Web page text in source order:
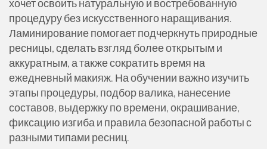
хочет освоить натуральную и востребованную
процедуру без искусственного наращивания.
Ламинирование помогает подчеркнуть природные
ресницы, сделать взгляд более открытым и
аккуратным, а также сократить время на
ежедневный макияж. На обучении важно изучить
этапы процедуры, подбор валика, нанесение
составов, выдержку по времени, окрашивание,
фиксацию изгиба и правила безопасной работы с
разными типами ресниц.